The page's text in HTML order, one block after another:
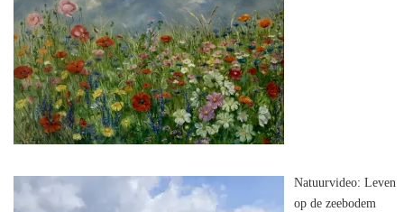
Natuurvideo: Leven
op de zeebodem